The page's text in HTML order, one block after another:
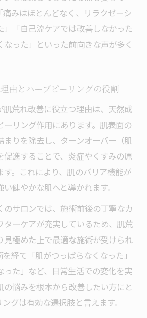
善に特化したハーブピーリング
にも効果的なハーブピーリングの
とのハーブピーリング体験談紹介
燥肌の方も満足できる効果とは
痛みはほとんどなく、リラクゼーシ
」「自己流ケアでは改善しなかった
った」といった前向きな声が多く
由とハーブピーリングの役割
肌荒れ改善に役立つ理由は、天然成
ーリング作用にあります。肌表面の
まりを除去し、ターンオーバー（肌
促進することで、炎症やくすみの原
す。これにより、肌のバリア機能が
健やかな肌へと導かれます。
のサロンでは、施術前後の丁寧なカ
ターケアが充実しているため、肌荒
見極めた上で最適な施術が受けられ
経て「肌がつっぱらなくなった」
った」など、日常生活での変化を実
悩みを根本から改善したい方にと
グは有効な選択肢と言えます。